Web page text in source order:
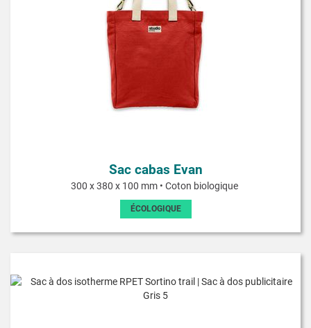
Sac cabas Evan
300 x 380 x 100 mm • Coton biologique
ÉCOLOGIQUE